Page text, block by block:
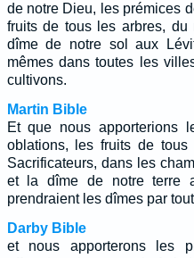
de notre Dieu, les prémices
fruits de tous les arbres,
dîme de notre sol aux
mêmes dans toutes les
cultivons.
Martin Bible
Et que nous apporterions
oblations, les fruits de
Sacrificateurs, dans les
et la dîme de notre terre
prendraient les dîmes par
Darby Bible
et nous apporterons les